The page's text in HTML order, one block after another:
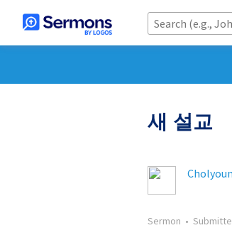
새 설교
Sermon •